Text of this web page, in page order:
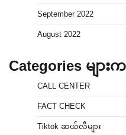
September 2022
August 2022
Categories မျ
CALL CENTER
FACT CHECK
Tiktok ဆယ်လီများ